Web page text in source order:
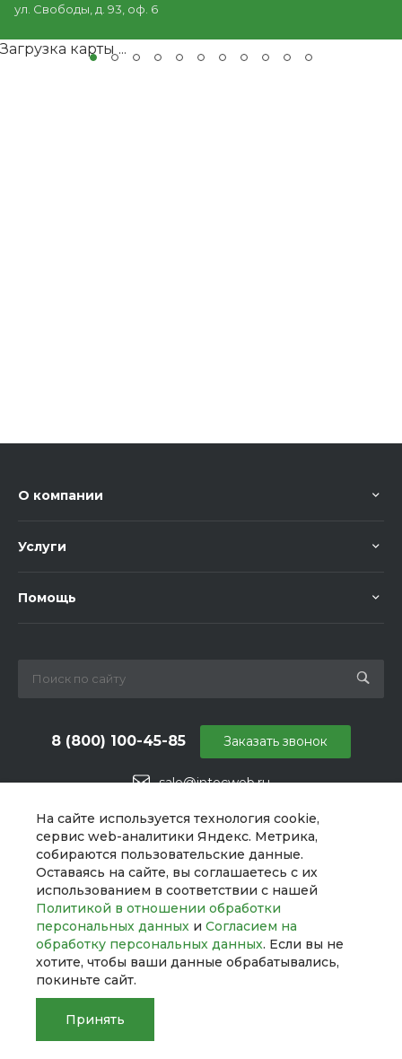
На сайте используется технология cookie,
сервис web-аналитики Яндекс. Метрика,
собираются пользовательские данные.
Оставаясь на сайте, вы соглашаетесь с их
использованием в соответствии с нашей
Политикой в отношении обработки
персональных данных и Согласием на
обработку персональных данных. Если вы не
хотите, чтобы ваши данные обрабатывались,
покиньте сайт.
Принять
ул. Свободы, д. 93, оф. 6
Загрузка карты ...
О компании
Услуги
Помощь
sale@intecweb.ru
8 (800) 100-45-85
г. Москва, ул. Даниловский Вал, 1
Заказать звонок
© 2026 UNIBox, Все права защищены